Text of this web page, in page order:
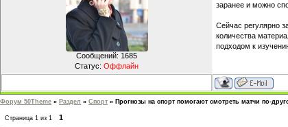
Сообщений: 1685
Статус: Оффлайн
заранее и можно
Сейчас регулярно
количества
подходом к
Форум 50Theme » Раздел » Спорт » Прогнозы на спорт помогают смотреть матчи по-
Страница 1 из 1
1